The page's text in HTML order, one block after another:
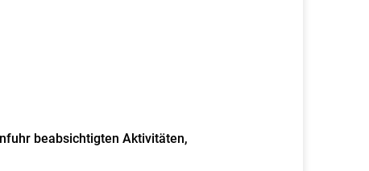
beabsichtigten Aktivitäten,